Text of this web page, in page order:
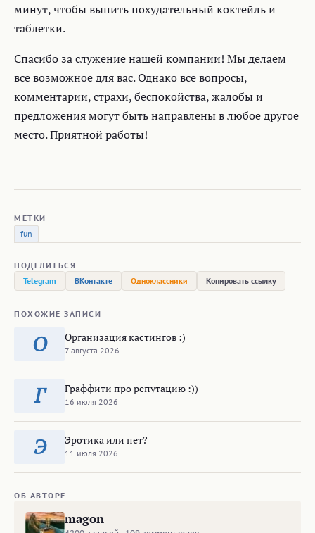
минут, чтобы выпить похудательный коктейль и
таблетки.
Спасибо за служение нашей компании! Мы делаем
все возможное для вас. Однако все вопросы,
комментарии, страхи, беспокойства, жалобы и
предложения могут быть направлены в любое другое
место. Приятной работы!
МЕТКИ
fun
ПОДЕЛИТЬСЯ
Telegram
ВКонтакте Одноклассники Копировать ссылку
ПОХОЖИЕ ЗАПИСИ
О Организация кастингов :)
7 августа 2026
Г Граффити про репутацию :))
16 июля 2026
Э Эротика или нет?
11 июля 2026
ОБ АВТОРЕ
magon